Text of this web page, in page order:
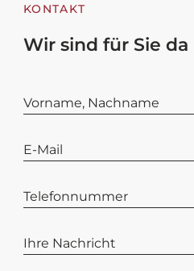
KONTAKT
Wir sind für Sie da